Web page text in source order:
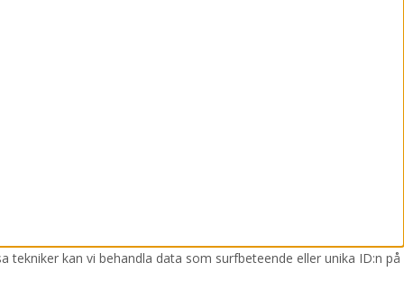
kan vi behandla data som surfbeteende eller unika ID:n på